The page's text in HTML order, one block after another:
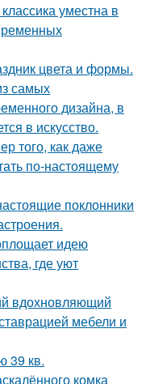
уместна в
цвета и формы.
самых
дизайна, в
в искусство.
того, как даже
по-настоящему
поклонники
идею
где уют
вдохновляющий
мебели и
39 кв.
комка